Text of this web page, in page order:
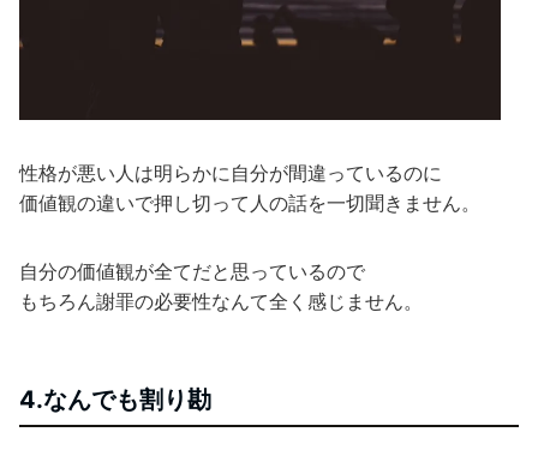
性格が悪い人は明らかに自分が間違っているのに
価値観の違いで押し切って人の話を一切聞きません。
自分の価値観が全てだと思っているので
もちろん謝罪の必要性なんて全く感じません。
4.なんでも割り勘